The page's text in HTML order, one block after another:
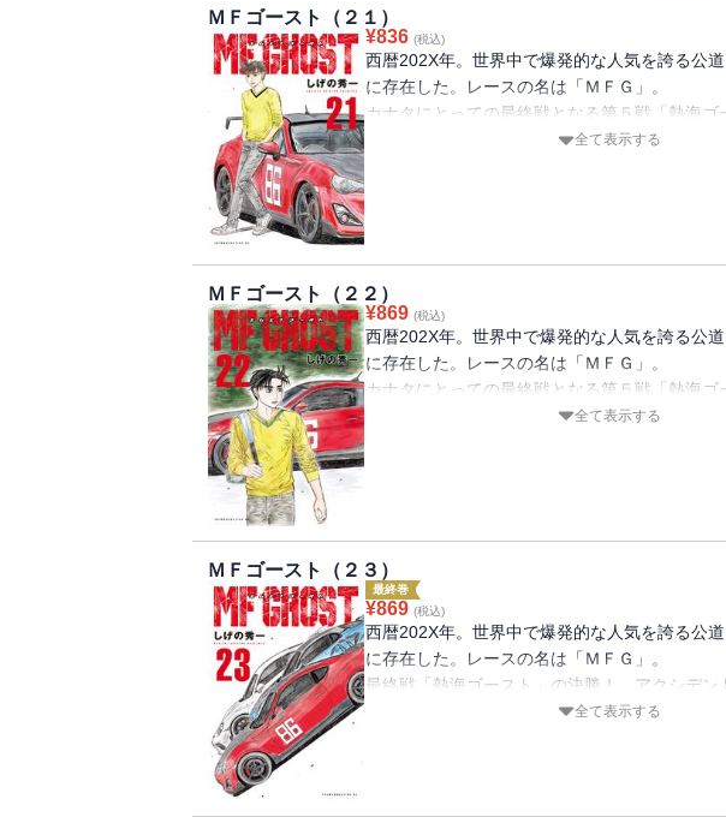
ＭＦゴースト（２１）
¥836 (税込)
西暦202X年。世界中で爆発的な人気を誇る公
に存在した。レースの名は「ＭＦＧ」。
カナタにとっての最終戦となる第５戦「熱海ゴ
レース序盤から繰り広げられる熾烈なトップ争
『頭文字Ｄ』に続く新公道最速伝説、第２１
６でアツくなろう！
全て表示する
ＭＦゴースト（２２）
¥869 (税込)
西暦202X年。世界中で爆発的な人気を誇る公
に存在した。レースの名は「ＭＦＧ」。
カナタにとっての最終戦となる第５戦「熱海ゴ
ＭＦＧのレギュレーションの真意が、解説・高
カナタの前に立ちはだかる最大の試練。TVア
制作決定！！
『頭文字Ｄ』に続く新公道最速伝説、第２２
６でアツくなろう！
全て表示する
ＭＦゴースト（２３）
最終巻
¥869 (税込)
西暦202X年。世界中で爆発的な人気を誇る公
に存在した。レースの名は「ＭＦＧ」。
最終戦「熱海ゴースト」の決勝！ アクシデン
大幅に順位を落としてしまったカナタ。
全て表示する